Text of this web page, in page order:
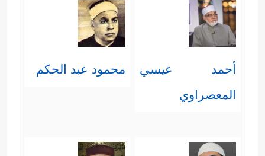
[الرحمن: 44]
﴿لَّیۡسَ لَهُمۡ طَعَامٌ إِلَّا مِن ضَرِیعࣲ﴾هو طعامٌ
خبيثٌ من أطعمة أهل النار لا
ينفعهم، ولا يسدُّ شيئًا من جوعهم
﴿وُجُوهࣱ یَوۡمَىِٕذࣲ نَّاعِمَةࣱ﴾
أي: ظهرت عليها
أحمد عيسي
المعصراوي
محمود عبد الحكم